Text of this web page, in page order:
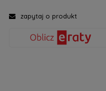
zapytaj o produkt